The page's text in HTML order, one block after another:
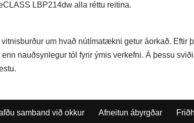
LBP214dw alla réttu reitina.
um hvað nútímatækni getur áorkað. Eftir
nauðsynlegur tól fyrir ýmis verkefni. Á þessu sviði
samband við okkur Afneitun ábyrgðar